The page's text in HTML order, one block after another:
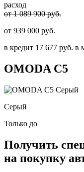
расход
от 1 089 900 руб.
от 939 000 руб.
в кредит 17 677 руб. в
OMODA C5
Серый
Только до
Получить
на покупку